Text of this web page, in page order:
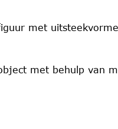
met
met behulp van